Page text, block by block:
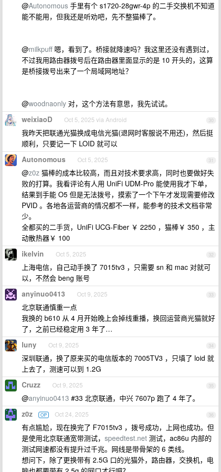
@Autonomous 手里有个 s1720-28gwr-4p 的二手交换机不知道
能不能用，但我还是听劝吧，先不整猫棒了。
@milkpuff嗯，看到了。桥接就降速吗？我这里还没有遇到过，
不过我用路由器拨号后在路由器里面显示的是 10 开头的，这算
是桥接拨号出来了一个局域网地址？
@woodnaonly 对，这个方法有意思，我先试试。
30
weixiaoD Oct 5, 2025 via Android
我昨天把联通光猫换成电信光猫(退网时客服说不用还)，然后挺
顺利，只要记一下 LOID 就可以
31
Autonomous Oct 5, 2025
@z0z 猫棒的成本比较高，而且对技术要求高，同时也要做好失
败的打算。我看评论有人用 UniFi UDM-Pro 能使用我才下单，
结果到手能 O5 但是无法拨号，摸索了一个下午才发现需要修改
PVID 。各地各运营商的情况都不一样，能参考的技术文档非常
少。
全都买的二手货，UniFi UCG-Fiber ￥ 2250 ，猫棒￥ 350 ，主
动散热器￥ 100
32
ikelvin Oct 5, 2025
上海电信，自己动手换了 7015tv3 ，只需要 sn 和 mac 对就可
以，不然会 beng 账号
33
anyinuo0413 Oct 9, 2025
北京联通慎重一点
我换的 b610 从 4 月开始晚上会掉线重播，换回运营商光猫就好
了，之前已经稳定用 3 年了…
34
luny Oct 9, 2025
深圳联通，换了原来买的电信版本的 7005TV3 ，只填了 loid 就
上去了，测速可以到 1.2G
35
Cruzz Oct 9, 2025
@anyinuo0413 #33 北京联通，中兴 7607p 跑了 4 年了。
36
z0z OP Oct 24, 2025
有点尴尬，现在换完了 F7015tv3 ，拨号成功，上网也成功。但
是使用北京联通宽带测试， speedtest.net 测试，ac86u 内部的
测试网速都没有提升过千兆。网线是带骨架的 6 类线。
想问下，除了更换带有 2.5G 口的光猫外，路由器，交换机，电